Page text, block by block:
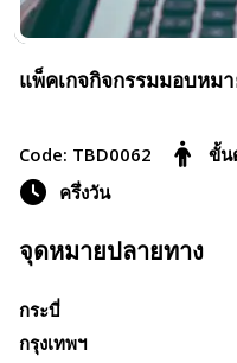
แพ็คเกจกิจกรรมมอบหม
Code: TBD0062 ขั้น
ครึ่งวัน
จุดหมายปลายทาง
กระบี่
กรุงเทพฯ